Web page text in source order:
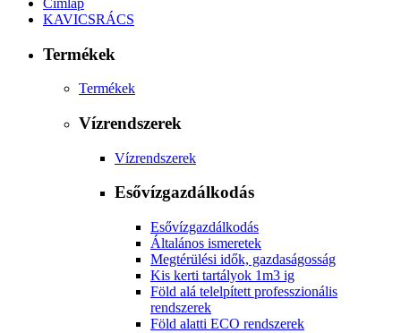
KAVICSRÁCS
Termékek
Termékek
Vízrendszerek
Vízrendszerek
Esővízgazdálkodás
Esővízgazdálkodás
Általános ismeretek
Megtérülési idők, gazdaságosság
Kis kerti tartályok 1m3 ig
Föld alá telelpített professzionális
rendszerek
Föld alatti ECO rendszerek